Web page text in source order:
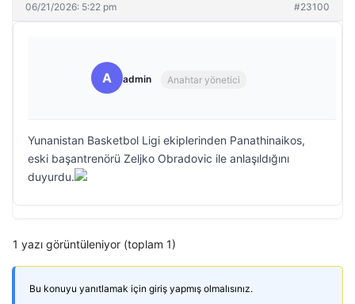
06/21/2026: 5:22 pm #23100
A admin Anahtar yönetici
Yunanistan Basketbol Ligi ekiplerinden Panathinaikos,
eski başantrenörü Zeljko Obradovic ile anlaşıldığını
duyurdu.
1 yazı görüntüleniyor (toplam 1)
Bu konuyu yanıtlamak için giriş yapmış olmalısınız.